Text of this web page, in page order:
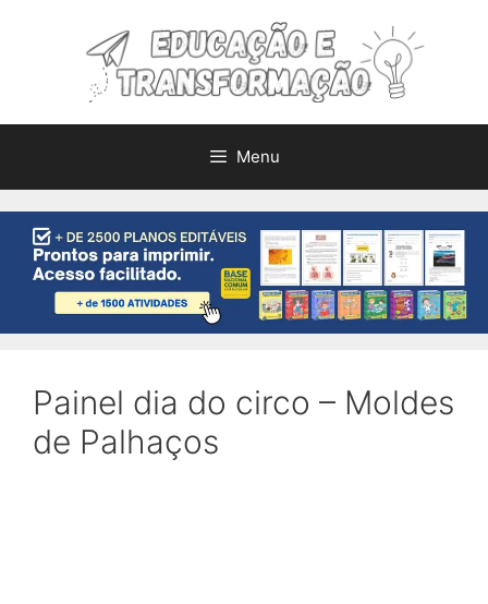
Menu
Painel dia do circo – Moldes
de Palhaços